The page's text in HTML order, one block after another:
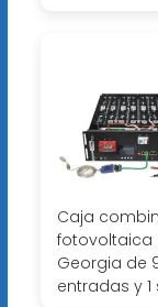
Caja
fotovoltaica
Georgia de
entradas y 1